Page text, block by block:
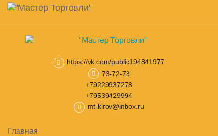
Skip
main
content
Навигация
https://vk.com/public194841977
73-72-78
+79229937278
+79539429994
mt-kirov@inbox.ru
Главная
Корзина
товар(ов)
Витрины холодильные Настольные витрины